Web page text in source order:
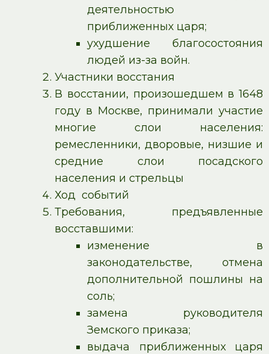
деятельностью
приближенных царя;
ухудшение благосостояния
людей из-за войн.
Участники восстания
В восстании, произошедшем в 1648
году в Москве, принимали участие
многие слои населения:
ремесленники, дворовые, низшие и
средние слои посадского
населения и стрельцы
Ход событий
Требования, предъявленные
восставшими:
изменение в
законодательстве, отмена
дополнительной пошлины на
соль;
замена руководителя
Земского приказа;
выдача приближенных царя